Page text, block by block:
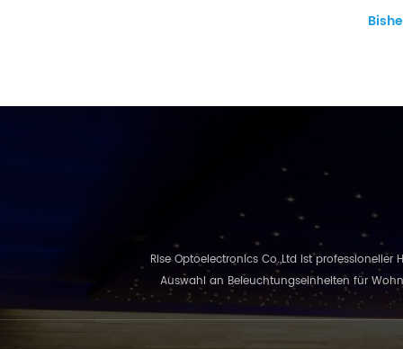
Rise Optoelectronics Co.,Ltd ist
Auswahl an Beleuchtungseinheiten für